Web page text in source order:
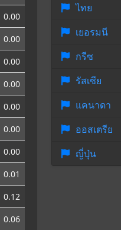
0.00
0.00
0.00
0.00
0.00
0.00
0.00
0.01
0.12
0.06
ไทย
เยอรมนี
กรีซ
รัสเซีย
แคนาดา
ออสเตรีย
ญี่ปุ่น